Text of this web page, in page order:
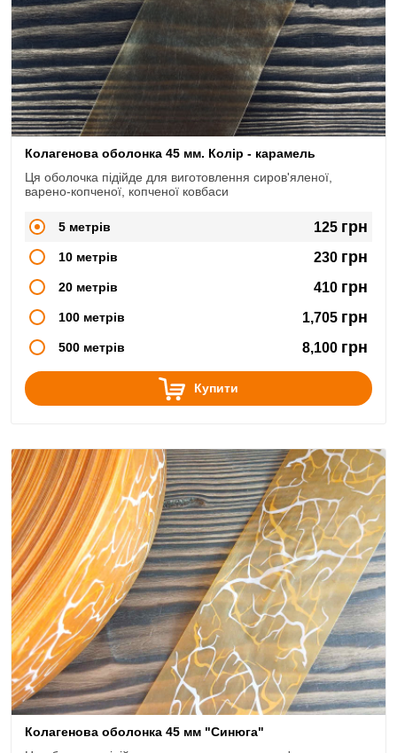
Колагенова оболонка 45 мм. Колір - карамель
Ця оболочка підійде для виготовлення сиров'яленої,
варено-копченої, копченої ковбаси
5 метрів 125 грн
10 метрів 230 грн
20 метрів 410 грн
100 метрів 1,705 грн
500 метрів 8,100 грн
Купити
Колагенова оболонка 45 мм "Синюга"